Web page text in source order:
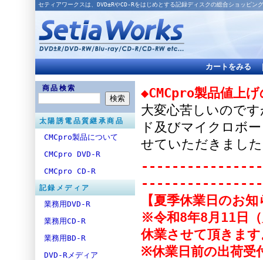
セティアワークスは、DVD±RやCD-Rをはじめとする記録ディスクの総合ショッピン
カートをみる
商品検索
太陽誘電品質継承商品
CMCpro製品について
CMCpro DVD-R
CMCpro CD-R
記録メディア
業務用DVD-R
業務用CD-R
業務用BD-R
DVD-Rメディア
◆CMCpro製品値上
大変心苦しいので
ド及びマイクロボ
せていただきまし
【夏季休業日のお
※令和8年8月11日
休業させて頂きま
※休業日前の出荷受